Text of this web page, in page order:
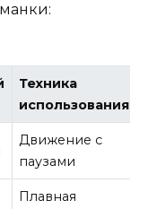
Техника
использования
Движение с
паузами
Плавная